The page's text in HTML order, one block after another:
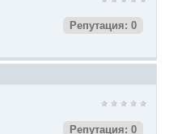
Репутация: 0
Репутация: 0